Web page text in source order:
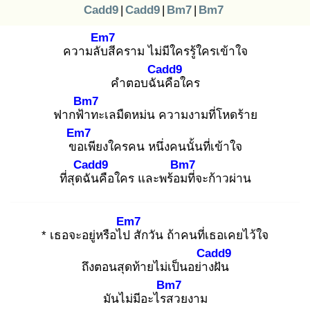
Cadd9 | Cadd9 | Bm7 | Bm7
ความลับ
Em7
สีคราม ไม่มีใครรู้ใครเข้าใจ
คำตอบฉัน
Cadd9
คือใคร
ฟากฟ้า
Bm7
ทะเลมืดหม่น ความงามที่โหดร้าย
ขอ
Em7
เพียงใครคน หนึ่งคนนั้นที่เข้าใจ
ที่สุดฉั
Cadd9
นคือใคร และพร้อม
Bm7
ที่จะก้าวผ่าน
* เธอจะอยู่หรือไป
Em7
สักวัน ถ้าคนที่เธอเคยไว้ใจ
ถึงตอนสุดท้ายไม่เป็นอย่าง
Cadd9
ฝัน
มันไม่มีอะไรส
Bm7
วยงาม